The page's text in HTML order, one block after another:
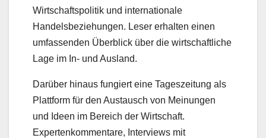
Wirtschaftspolitik und internationale
Handelsbeziehungen. Leser erhalten einen
umfassenden Überblick über die wirtschaftliche
Lage im In- und Ausland.
Darüber hinaus fungiert eine Tageszeitung als
Plattform für den Austausch von Meinungen
und Ideen im Bereich der Wirtschaft.
Expertenkommentare, Interviews mit